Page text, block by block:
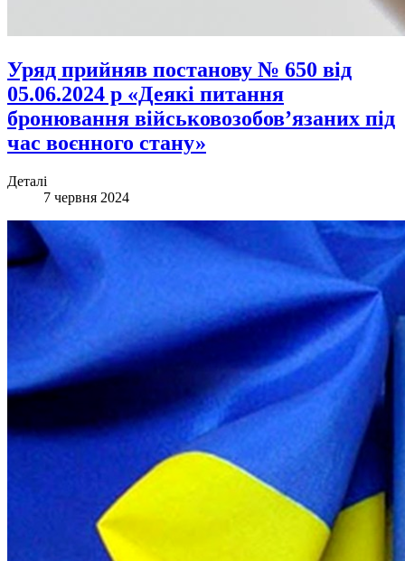
Уряд прийняв постанову № 650 від
05.06.2024 р «Деякі питання
бронювання військовозобов’язаних під
час воєнного стану»
Деталі
7 червня 2024